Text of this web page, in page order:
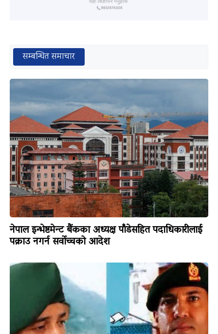
सम्बन्धित समाचार
नेपाल इन्भेष्टमेन्ट बैंकका अध्यक्ष पाँडेसहित पदाधिकारीलाई
पक्राउ नगर्न सर्वोच्चको आदेश